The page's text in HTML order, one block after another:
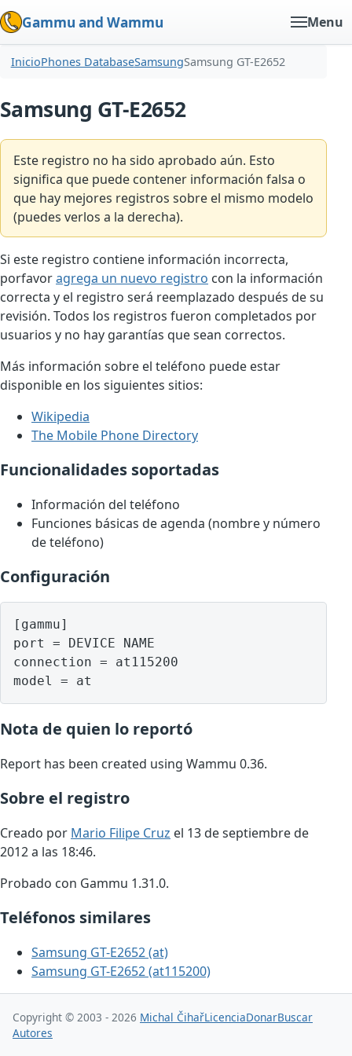
Gammu and Wammu Menu
InicioPhones DatabaseSamsungSamsung GT-E2652
Samsung GT-E2652
Este registro no ha sido aprobado aún. Esto
significa que puede contener información falsa o
que hay mejores registros sobre el mismo modelo
(puedes verlos a la derecha).
Si este registro contiene información incorrecta,
porfavoragrega un nuevo registro con la información
correcta y el registro será reemplazado después de su
revisión. Todos los registros fueron completados por
usuarios y no hay garantías que sean correctos.
Más información sobre el teléfono puede estar
disponible en los siguientes sitios:
Wikipedia
The Mobile Phone Directory
Funcionalidades soportadas
Información del teléfono
Funciones básicas de agenda (nombre y número
de teléfono)
Configuración
[gammu]
port = DEVICE NAME
connection = at115200
model = at
Nota de quien lo reportó
Report has been created using Wammu 0.36.
Sobre el registro
Creado por Mario Filipe Cruz el 13 de septiembre de
2012 a las 18:46.
Probado con Gammu 1.31.0.
Teléfonos similares
Samsung GT-E2652 (at)
Samsung GT-E2652 (at115200)
Copyright © 2003 - 2026 Michal ČihařLicenciaDonarBuscar
Autores